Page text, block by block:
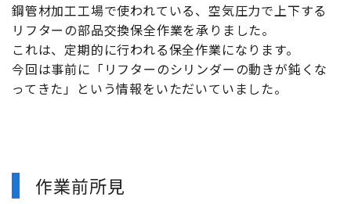
鋼管材加工工場で使われている、空気圧力で上下する
リフターの部品交換保全作業を承りました。
これは、定期的に行われる保全作業になります。
今回は事前に「リフターのシリンダーの動きが鈍くな
ってきた」という情報をいただいていました。
作業前所見